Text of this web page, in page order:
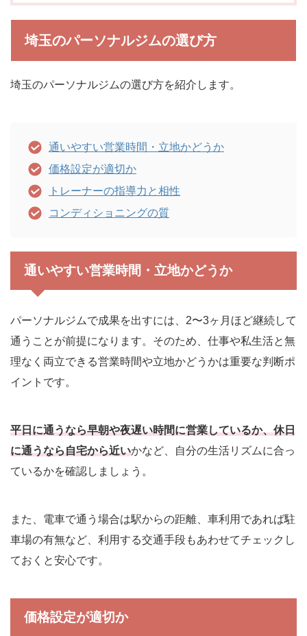
埼玉のパーソナルジムの選び方
埼玉のパーソナルジムの選び方を紹介します。
通いやすい営業時間・立地かどうか
価格設定が適切か
トレーナーの指導力と相性
コンディショニングの質
通いやすい営業時間・立地かどうか
パーソナルジムで成果を出すには、2〜3ヶ月ほど継続して
通うことが前提になります。そのため、仕事や私生活と無
理なく両立できる営業時間や立地かどうかは重要な判断ポ
イントです。
平日に通うなら早朝や夜遅い時間に営業しているか、休日
に通うなら自宅から近いかなど、自分の生活リズムに合っ
ているかを確認しましょう。
また、電車で通う場合は駅からの距離、車利用であれば駐
車場の有無など、利用する交通手段もあわせてチェックし
ておくと安心です。
価格設定が適切か